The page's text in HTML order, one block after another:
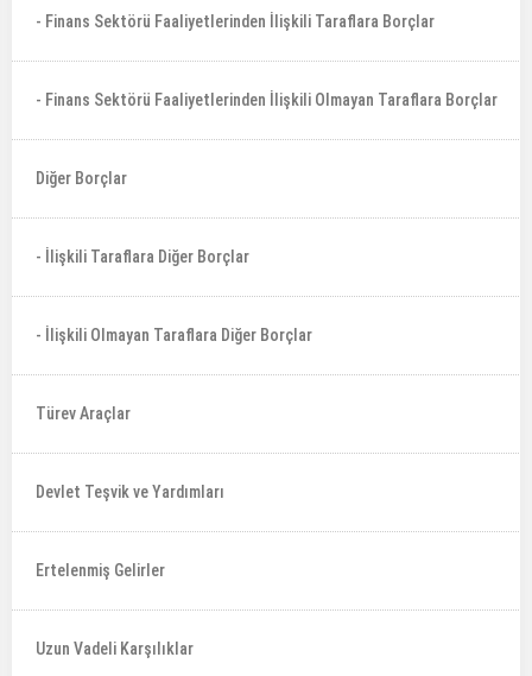
- Finans Sektörü Faaliyetlerinden İlişkili Taraflara Borçlar
- Finans Sektörü Faaliyetlerinden İlişkili Olmayan Taraflara Borçlar
Diğer Borçlar
- İlişkili Taraflara Diğer Borçlar
- İlişkili Olmayan Taraflara Diğer Borçlar
Türev Araçlar
Devlet Teşvik ve Yardımları
Ertelenmiş Gelirler
Uzun Vadeli Karşılıklar